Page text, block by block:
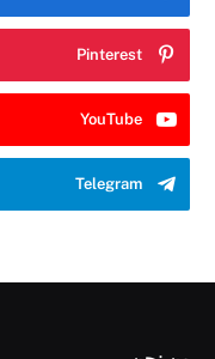
Pinterest
YouTube
Telegram